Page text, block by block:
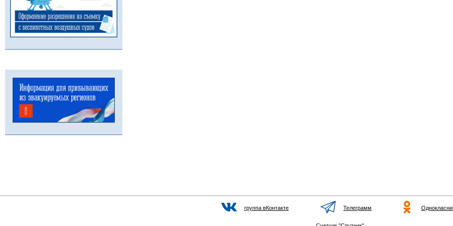
группа вКонтакте Телеграмм